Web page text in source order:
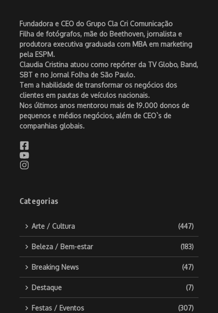
Fundadora e CEO do Grupo Cla Cri Comunicação
Filha de fotógrafos, mãe do Beethoven, jornalista e
produtora executiva graduada com MBA em marketing
pela ESPM.
Claudia Cristina atuou como repórter da TV Globo, Band,
SBT e no Jornal Folha de São Paulo.
Tem a habilidade de transformar os negócios dos
clientes em pautas de veículos nacionais.
Nos últimos anos mentorou mais de 19.000 donos de
pequenos e médios negócios, além de CEO`s de
companhias globais.
Categorias
Arte / Cultura (447)
Beleza / Bem-estar (183)
Breaking News (47)
Destaque (7)
Festas / Eventos (307)